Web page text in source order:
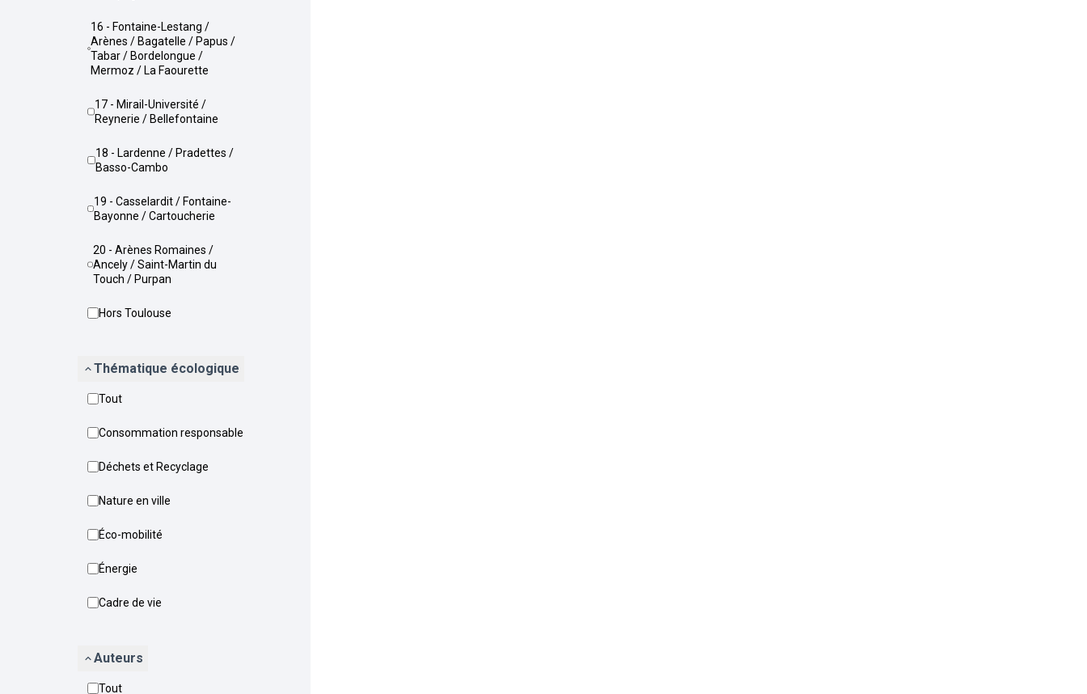
16 - Fontaine-Lestang /
Arènes / Bagatelle / Papus /
Tabar / Bordelongue /
Mermoz / La Faourette
17 - Mirail-Université /
Reynerie / Bellefontaine
18 - Lardenne / Pradettes /
Basso-Cambo
19 - Casselardit / Fontaine-
Bayonne / Cartoucherie
20 - Arènes Romaines /
Ancely / Saint-Martin du
Touch / Purpan
Hors Toulouse
Thématique écologique
Tout
Consommation responsable
Déchets et Recyclage
Nature en ville
Éco-mobilité
Énergie
Cadre de vie
Auteurs
Tout